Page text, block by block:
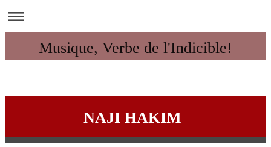
Musique, Verbe de l'Indicible!
NAJI HAKIM